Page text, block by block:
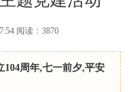
阅读：3870
周年,七一前夕,平安